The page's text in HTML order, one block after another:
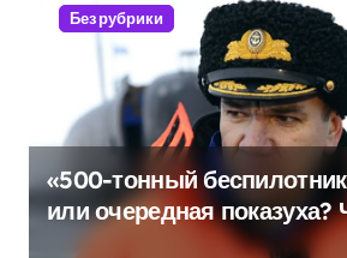
Без рубрики
«500-тонный
или очередная показуха?
скрывает российский ВМФ